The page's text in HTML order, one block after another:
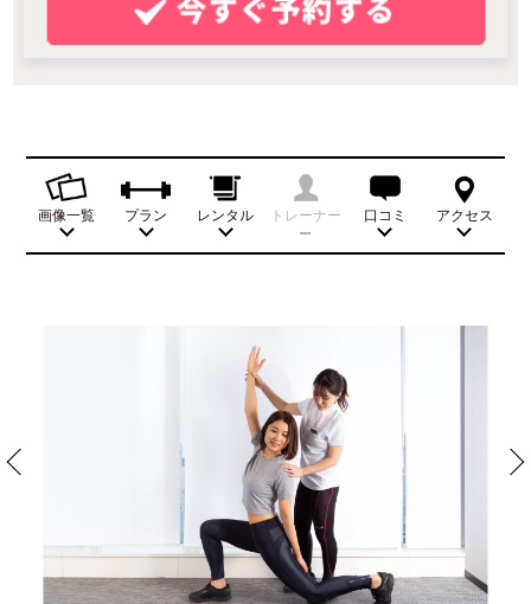
画像一覧 プラン レンタル トレーナー 口コミ アクセス